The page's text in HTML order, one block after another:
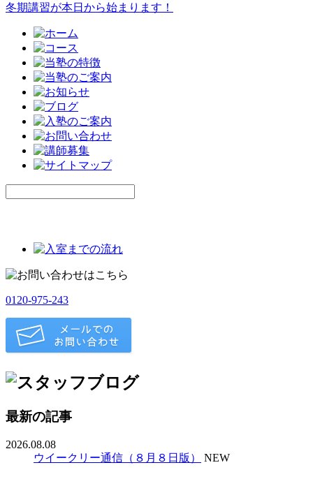
冬期講習が本日から始まります！
0120-975-243
最新の記事
2026.08.08
ウイークリー通信（８月８日版）
NEW